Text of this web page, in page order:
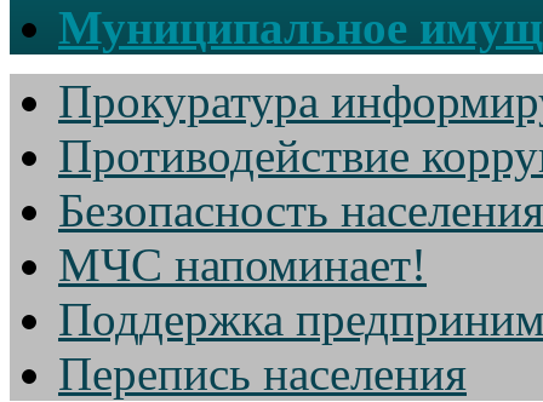
Муниципальное
Прокуратура
Противодействие
Безопасность населения
МЧС напоминает!
Поддержка
Перепись населения